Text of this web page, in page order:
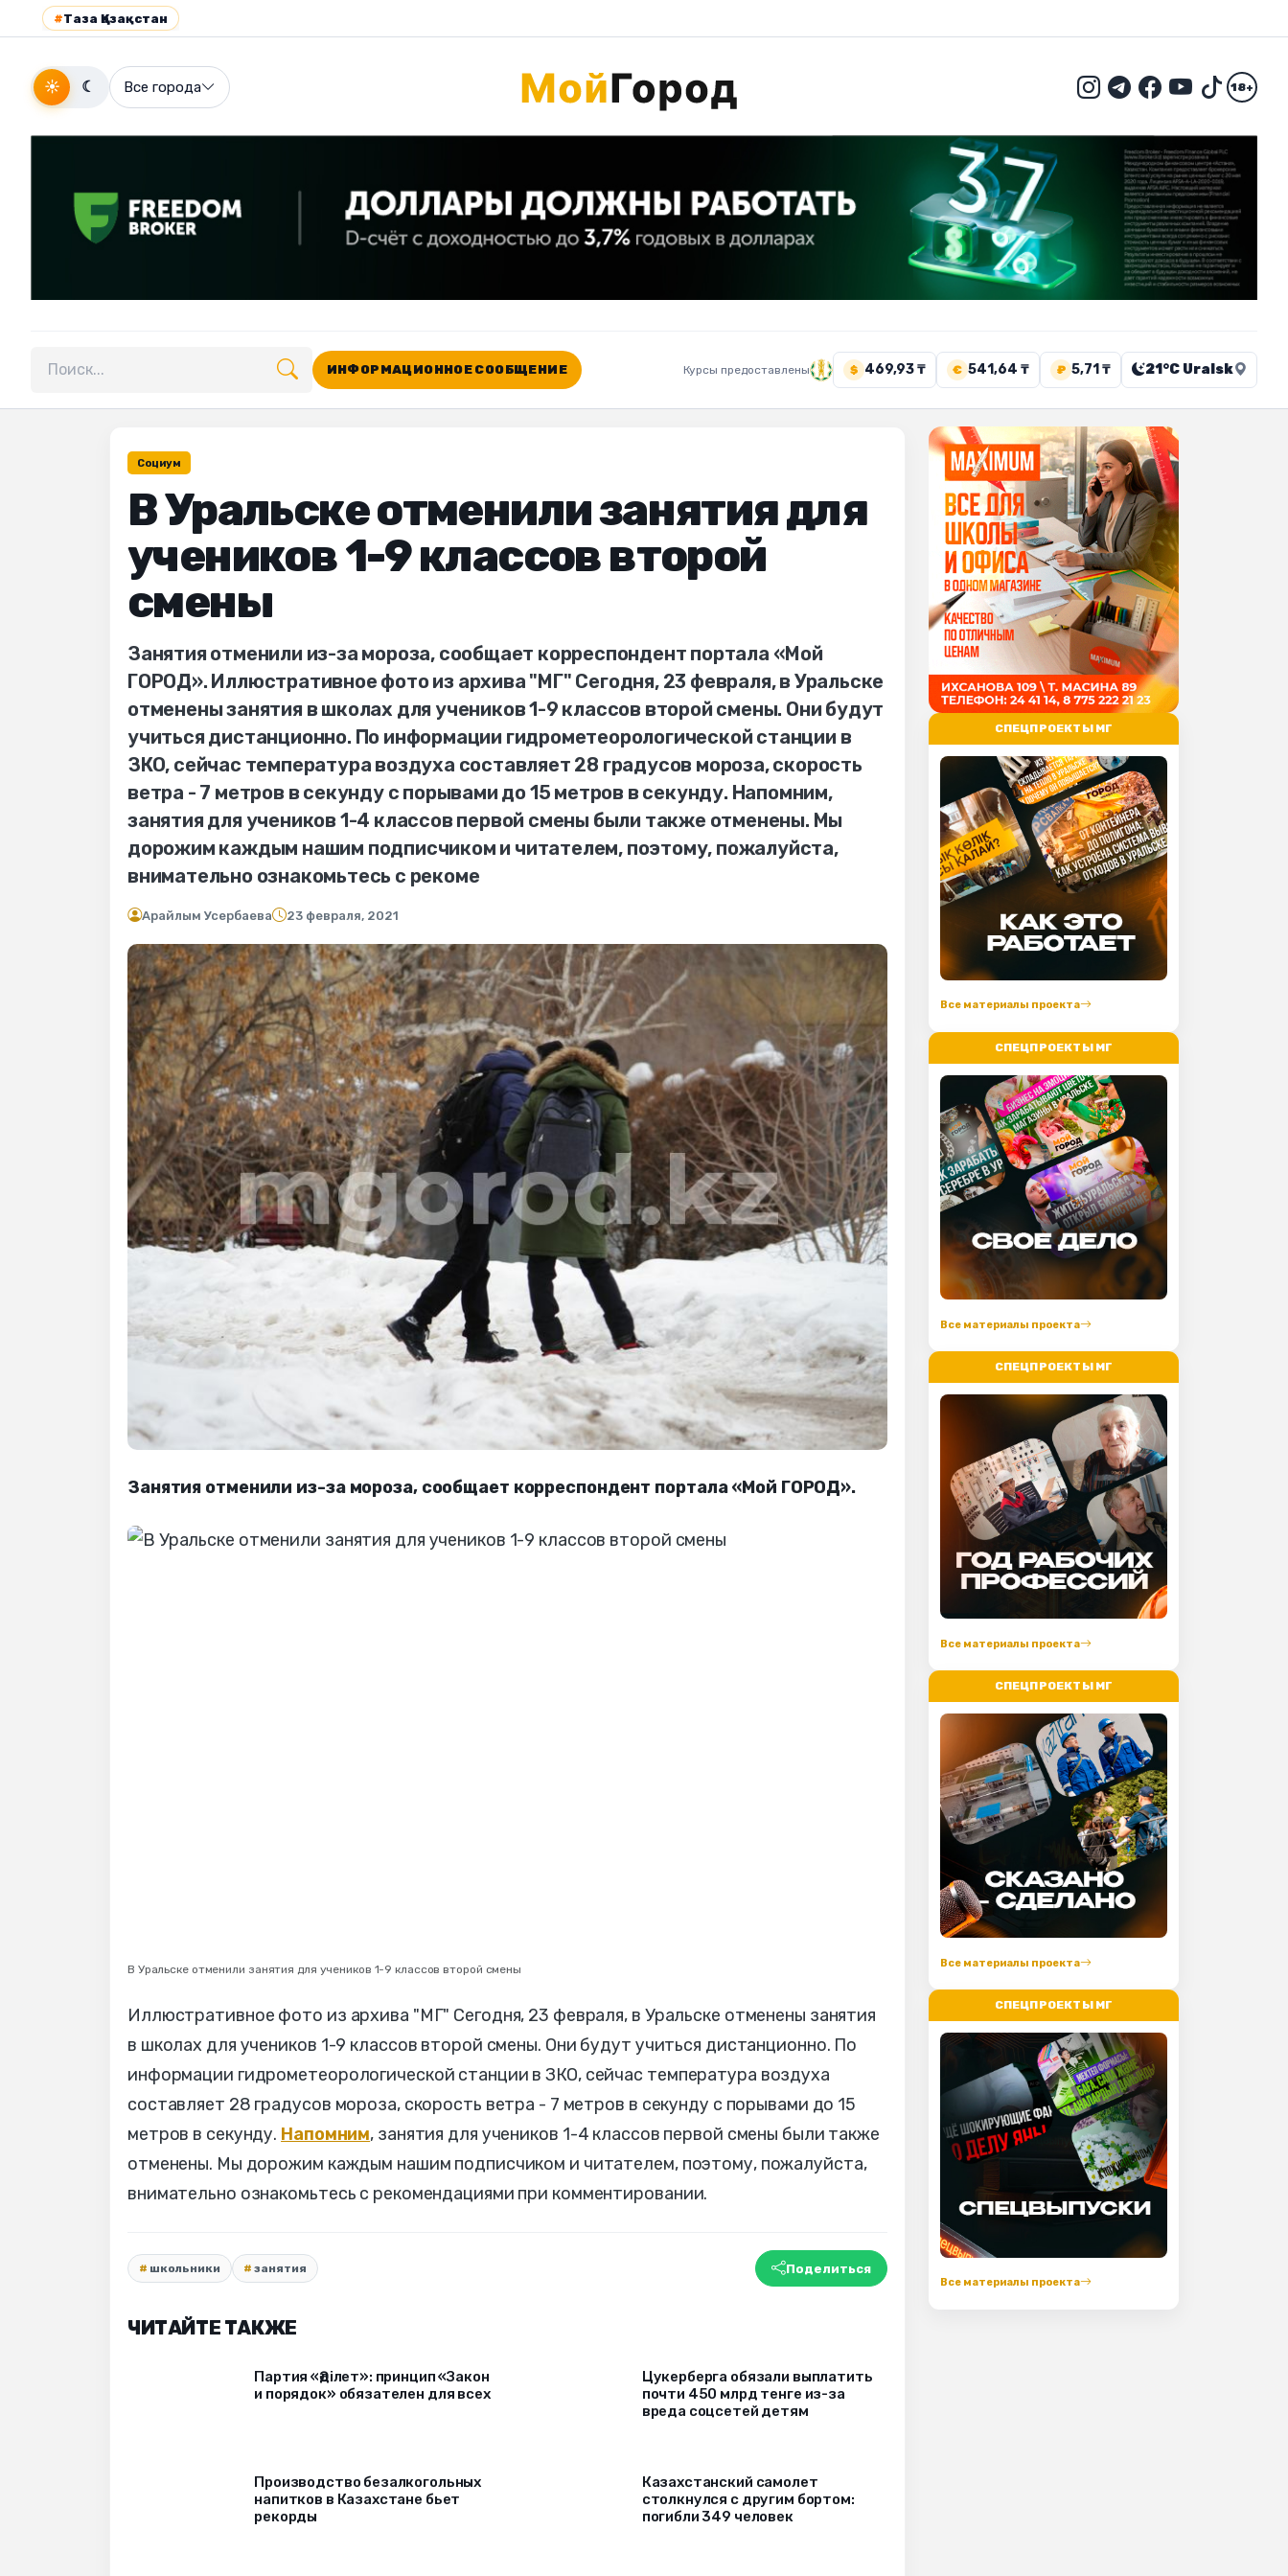
#Таза Қазақстан
☀ ☾ Все города 18+
Поиск по сайту
ИНФОРМАЦИОННОЕ СООБЩЕНИЕ Курсы предоставлены $ 469,93 ₸ € 541,64 ₸ ₽ 5,71 ₸ 21°C Uralsk
Социум
В Уральске отменили занятия для
учеников 1-9 классов второй
смены
Занятия отменили из-за мороза, сообщает корреспондент портала «Мой
ГОРОД». Иллюстративное фото из архива "МГ" Сегодня, 23 февраля, в Уральске
отменены занятия в школах для учеников 1-9 классов второй смены. Они будут
учиться дистанционно. По информации гидрометеорологической станции в
ЗКО, сейчас температура воздуха составляет 28 градусов мороза, скорость
ветра - 7 метров в секунду с порывами до 15 метров в секунду. Напомним,
занятия для учеников 1-4 классов первой смены были также отменены. Мы
дорожим каждым нашим подписчиком и читателем, поэтому, пожалуйста,
внимательно ознакомьтесь с рекоме
Арайлым Усербаева 23 февраля, 2021
Занятия отменили из-за мороза, сообщает корреспондент портала «Мой ГОРОД».
В Уральске отменили занятия для учеников 1-9 классов второй смены
Иллюстративное фото из архива "МГ" Сегодня, 23 февраля, в Уральске отменены занятия
в школах для учеников 1-9 классов второй смены. Они будут учиться дистанционно. По
информации гидрометеорологической станции в ЗКО, сейчас температура воздуха
составляет 28 градусов мороза, скорость ветра - 7 метров в секунду с порывами до 15
метров в секунду. Напомним, занятия для учеников 1-4 классов первой смены были также
отменены. Мы дорожим каждым нашим подписчиком и читателем, поэтому, пожалуйста,
внимательно ознакомьтесь с рекомендациями при комментировании.
школьники занятия Поделиться
ЧИТАЙТЕ ТАКЖЕ
Партия «Әділет»: принцип «Закон
и порядок» обязателен для всех
Цукерберга обязали выплатить
почти 450 млрд тенге из-за
вреда соцсетей детям
Производство безалкогольных
напитков в Казахстане бьет
рекорды
Казахстанский самолет
столкнулся с другим бортом:
погибли 349 человек
СПЕЦПРОЕКТЫ МГ
Все материалы проекта
СПЕЦПРОЕКТЫ МГ
Все материалы проекта
СПЕЦПРОЕКТЫ МГ
Все материалы проекта
СПЕЦПРОЕКТЫ МГ
Все материалы проекта
СПЕЦПРОЕКТЫ МГ
Все материалы проекта